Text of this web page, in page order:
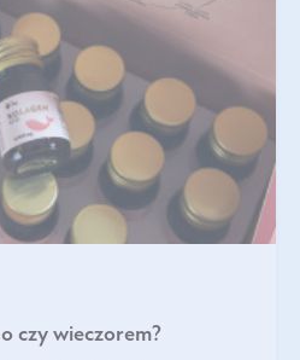
czy wieczorem?